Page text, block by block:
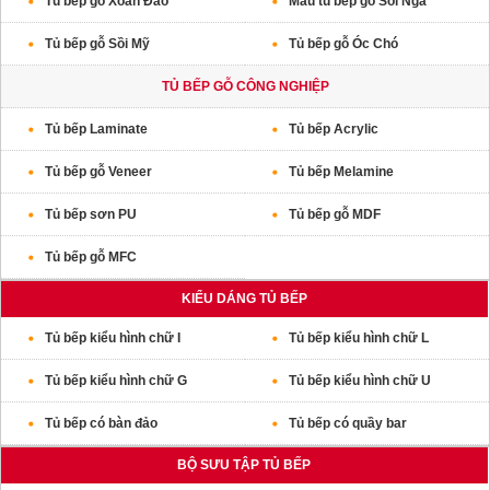
Tủ bếp gỗ Sồi Mỹ Tủ bếp gỗ Óc Chó
TỦ BẾP GỖ CÔNG NGHIỆP
Tủ bếp Laminate Tủ bếp Acrylic
Tủ bếp gỗ Veneer Tủ bếp Melamine
Tủ bếp sơn PU Tủ bếp gỗ MDF
Tủ bếp gỗ MFC
KIỂU DÁNG TỦ BẾP
Tủ bếp kiểu hình chữ I Tủ bếp kiểu hình chữ L
Tủ bếp kiểu hình chữ G Tủ bếp kiểu hình chữ U
Tủ bếp có bàn đảo Tủ bếp có quầy bar
BỘ SƯU TẬP TỦ BẾP